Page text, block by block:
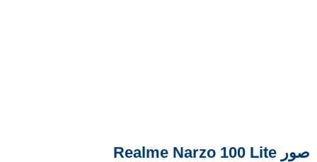
صور Realme Narzo 100 Lite